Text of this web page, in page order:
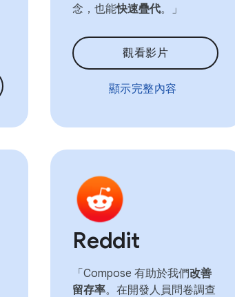
念，也能快速疊代。」
觀看影片
顯示完整內容
Reddit
「Compose 有助於我們改善
留存率。在開發人員問卷調查